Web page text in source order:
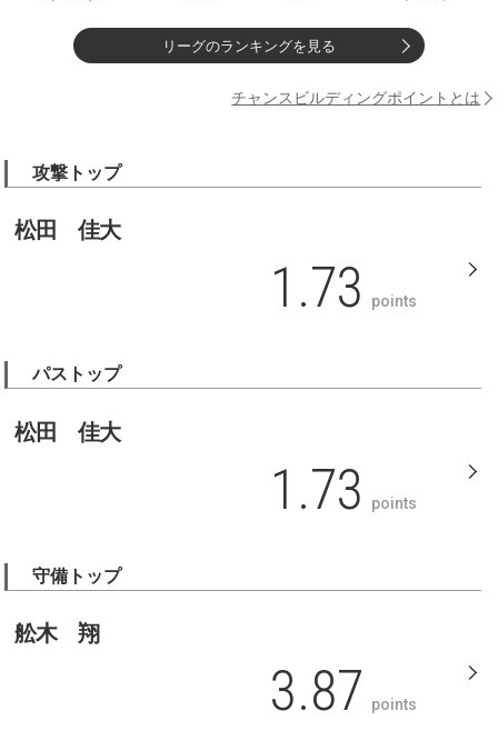
リーグのランキングを見る
チャンスビルディングポイントとは
攻撃トップ
松田 佳大
1.73 points
パストップ
松田 佳大
1.73 points
守備トップ
舩木 翔
3.87 points